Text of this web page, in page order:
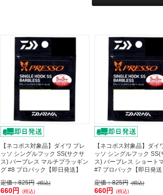
【ネコポス対象品】ダイワ プレ
ッソ シングルフック SS(サクサ
ス) バーブレス マルチプラッギン
グ #8 プロパック【即日発送】
定価：825円 (税込)
660円 (税込)
【ネコポス対象品】ダイ
ッソ シングルフック SS(
ス) バーブレス ショート
#7 プロパック【即日発送
定価：825円 (税込)
660円 (税込)